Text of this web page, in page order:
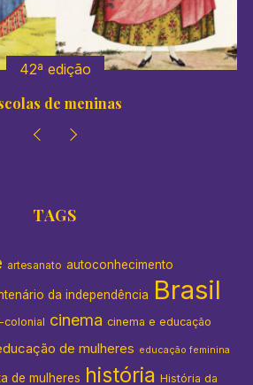
42ª edição
de meninas
TAGS
artesanato autoconhecimento
da independência Brasil
colonial cinema cinema e educação
de mulheres educação feminina
de mulheres história História da